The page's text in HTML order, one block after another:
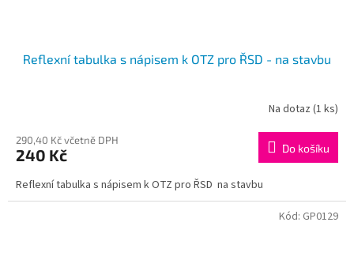
Reflexní tabulka s nápisem k OTZ pro ŘSD - na stavbu
Na dotaz (1 ks)
290,40 Kč včetně DPH
240 Kč Do košíku
Reflexní tabulka s nápisem k OTZ pro ŘSD na stavbu
Kód: GP0129